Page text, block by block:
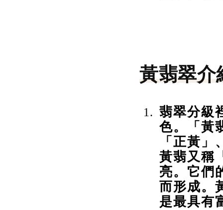
黃翡翠介
翡翠分級
色。「黃
「正黃
黃翡又稱
亮。它們
而形成。
是最具有